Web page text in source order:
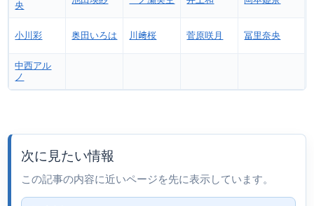
央
小川彩 奥田いろは 川﨑桜 菅原咲月 冨里奈央
中西アル
ノ
次に見たい情報
この記事の内容に近いページを先に表示しています。